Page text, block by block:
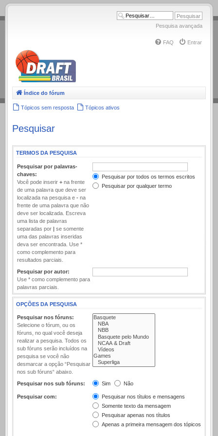
.
Pesquisa avançada
FAQ Entrar
Índice do fórum
Tópicos sem resposta Tópicos ativos
Pesquisar
TERMOS DA PESQUISA
Pesquisar por palavras-
chaves:
Você pode inserir + na frente
de uma palavra que deve ser
localizada na pesquisa e - na
frente de uma palavra que não
deve ser localizada. Escreva
uma lista de palavras
separadas por | se somente
uma das palavras inseridas
deva ser encontrada. Use *
como complemento para
resultados parciais.
Pesquisar por todos os termos escritos
Pesquisar por qualquer termo
Pesquisar por autor:
Use * como complemento para
palavras parciais.
OPÇÕES DA PESQUISA
Pesquisar nos fóruns:
Selecione o fórum, ou os
fóruns, no qual você deseja
realizar a pesquisa. Todos os
sub fóruns serão incluídos na
pesquisa se você não
desmarcar a opção “Pesquisar
nos sub fóruns“ abaixo.
Pesquisar nos sub fóruns:
Sim Não
Pesquisar com:
Pesquisar nos títulos e mensagens
Somente texto da mensagem
Pesquisar apenas nos títulos
Apenas a primeira mensagem dos tópicos